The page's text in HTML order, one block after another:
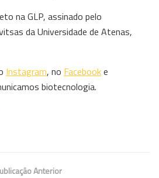
na GLP, assinado pelo
da Universidade de Atenas,
Instagram, no Facebooke
biotecnologia.
Anterior